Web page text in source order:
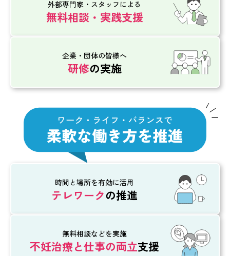
外部専門家・スタッフによる
無料相談・実践支援
企業・団体の皆様へ
研修の実施
時間と場所を有効に活用
テレワークの推進
無料相談などを実施
不妊治療と仕事の両立支援